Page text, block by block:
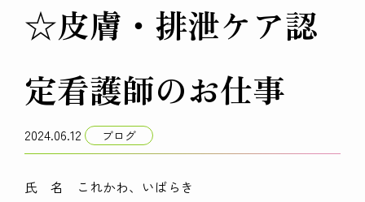
☆皮膚・排泄ケア認
定看護師のお仕事
2024.06.12 ブログ
氏 名 これかわ、いばらき